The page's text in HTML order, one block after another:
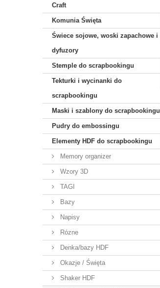
Craft
Komunia Święta
Świece sojowe, woski zapachowe i
dyfuzory
Stemple do scrapbookingu
Tekturki i wycinanki do
scrapbookingu
Maski i szablony do scrapbookingu
Pudry do embossingu
Elementy HDF do scrapbookingu
Memory organizer
Wzory 3D
TAGI
Bazy
Napisy
Rózne
Denka/bazy HDF
Okazje / Święta
Shaker HDF